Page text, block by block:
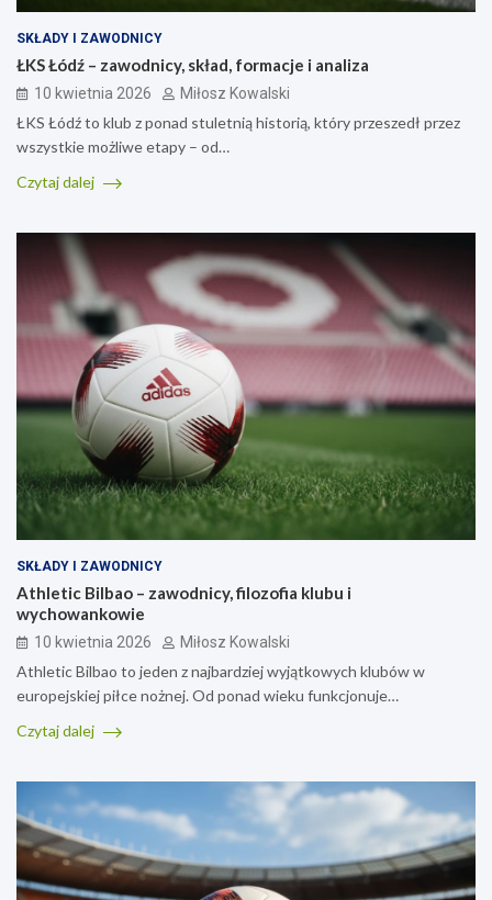
SKŁADY I ZAWODNICY
ŁKS Łódź – zawodnicy, skład, formacje i analiza
10 kwietnia 2026 Miłosz Kowalski
ŁKS Łódź to klub z ponad stuletnią historią, który przeszedł przez
wszystkie możliwe etapy – od…
Czytaj dalej
SKŁADY I ZAWODNICY
Athletic Bilbao – zawodnicy, filozofia klubu i
wychowankowie
10 kwietnia 2026 Miłosz Kowalski
Athletic Bilbao to jeden z najbardziej wyjątkowych klubów w
europejskiej piłce nożnej. Od ponad wieku funkcjonuje…
Czytaj dalej